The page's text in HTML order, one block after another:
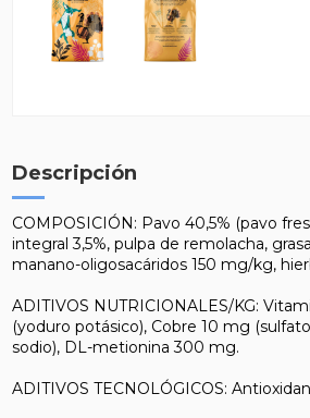
Descripción
COMPOSICIÓN: Pavo 40,5% (pavo
integral 3,5%, pulpa de remolacha,
manano-oligosacáridos 150 mg/kg,
ADITIVOS NUTRICIONALES/KG:
(yoduro potásico), Cobre 10 mg
sodio), DL-metionina 300 mg.
ADITIVOS TECNOLÓGICOS: